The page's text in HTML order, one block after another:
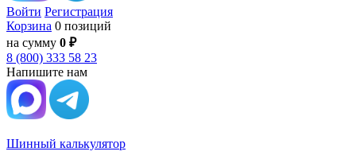
Войти Регистрация
Корзина 0 позиций
на сумму 0 ₽
8 (800) 333 58 23
Напишите нам
Шинный калькулятор